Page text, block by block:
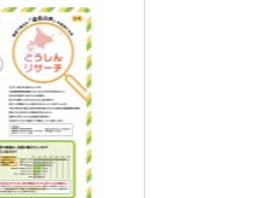
サービス・娯楽
季節もの
ウェブ